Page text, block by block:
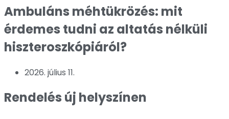
Ambuláns méhtükrözés: mit
érdemes tudni az altatás nélküli
hiszteroszkópiáról?
2026. július 11.
Rendelés új helyszínen